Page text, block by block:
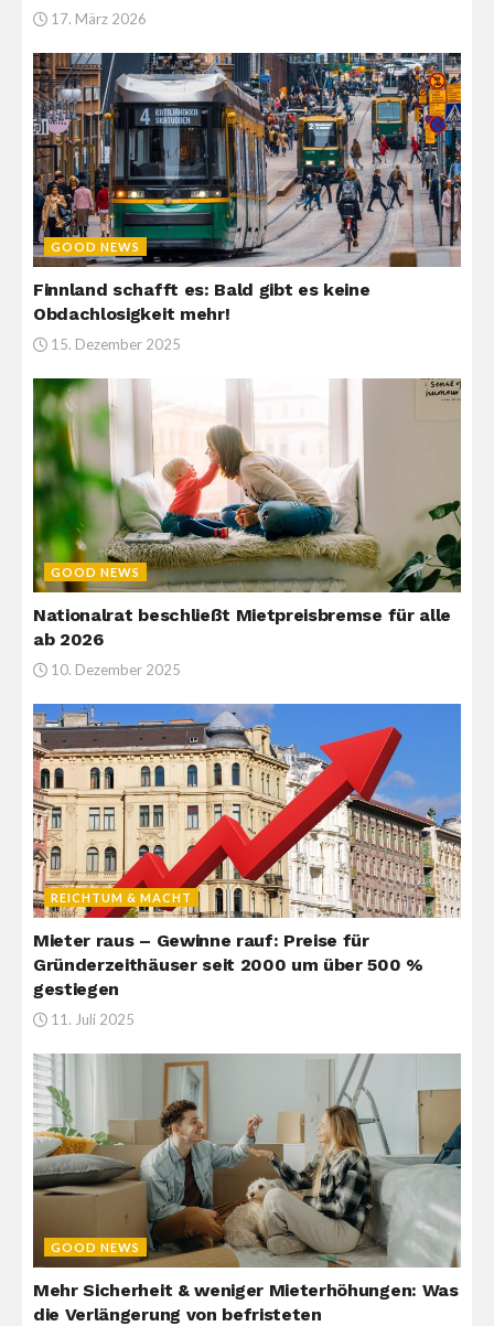
17. März 2026
GOOD NEWS
Finnland schafft es: Bald gibt es keine
Obdachlosigkeit mehr!
15. Dezember 2025
GOOD NEWS
Nationalrat beschließt Mietpreisbremse für alle
ab 2026
10. Dezember 2025
REICHTUM & MACHT
Mieter raus – Gewinne rauf: Preise für
Gründerzeithäuser seit 2000 um über 500 %
gestiegen
11. Juli 2025
GOOD NEWS
Mehr Sicherheit & weniger Mieterhöhungen: Was
die Verlängerung von befristeten